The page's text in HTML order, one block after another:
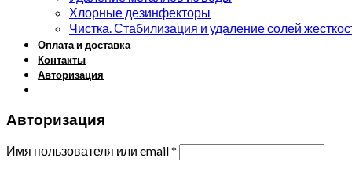
Хлорные дезинфекторы
Чистка. Стабилизация и удаление солей
Оплата и доставка
Контакты
Авторизация
Авторизация
Имя пользователя или email*